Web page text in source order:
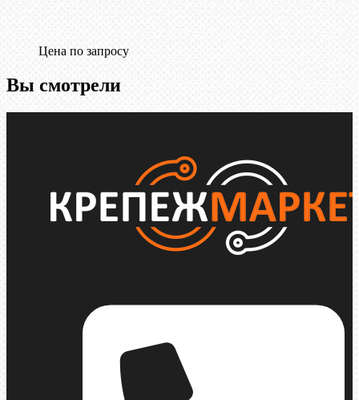
Цена по запросу
Вы смотрели